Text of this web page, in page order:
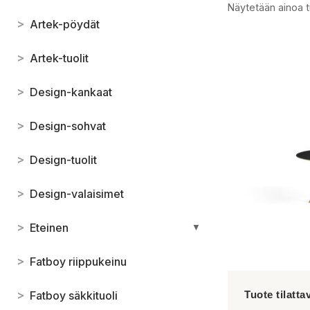
> Artek-pöydät
> Artek-tuolit
> Design-kankaat
> Design-sohvat
> Design-tuolit
> Design-valaisimet
> Eteinen ▼
> Fatboy riippukeinu
> Fatboy säkkituoli
Näytetään ainoa